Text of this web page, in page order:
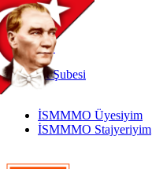
TR
|
EN
İnternetŞubesi
İSMMMO Üyesiyim
İSMMMO Stajyeriyim